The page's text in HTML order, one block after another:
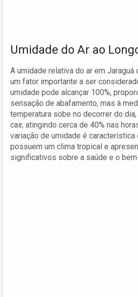
Umidade do Ar ao
A umidade relativa do ar em Jaraguá
um fator importante a ser
umidade pode alcançar 100%,
sensação de abafamento, mas à
temperatura sobe no decorrer do
cair, atingindo cerca de 40% nas
variação de umidade é característica
possuem um clima tropical e
significativos sobre a saúde e o